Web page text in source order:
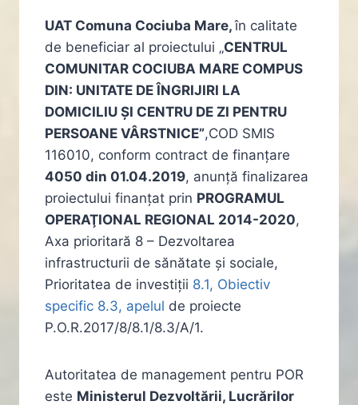
UAT Comuna Cociuba Mare,în calitate
de beneficiar al proiectului „CENTRUL
COMUNITAR COCIUBA MARE COMPUS
DIN: UNITATE DE ÎNGRIJIRI LA
DOMICILIU ȘI CENTRU DE ZI PENTRU
PERSOANE VÂRSTNICE”,COD SMIS
116010, conform contract de finanțare
4050 din 01.04.2019, anunță finalizarea
proiectului finanțat prin PROGRAMUL
OPERAŢIONAL REGIONAL 2014-2020,
Axa prioritară 8 – Dezvoltarea
infrastructurii de sănătate și sociale,
Prioritatea de investiții 8.1, Obiectiv
specific 8.3, apelul de proiecte
P.O.R.2017/8/8.1/8.3/A/1.
Autoritatea de management pentru POR
este Ministerul Dezvoltării, Lucrărilor